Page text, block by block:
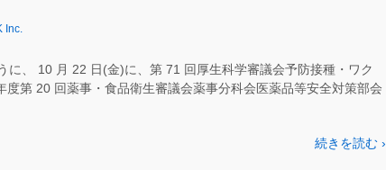
Inc.
に、 10 月 22 日(金)に、第 71 回厚生科学審議会予防接種・ワク
第 20 回薬事・食品衛生審議会薬事分科会医薬品等安全対策部会
続きを読む ›